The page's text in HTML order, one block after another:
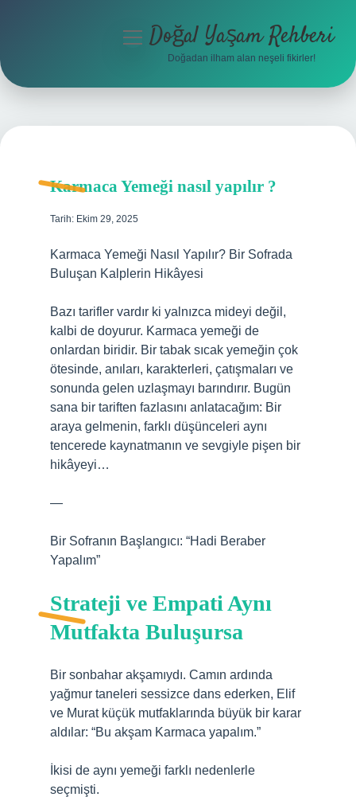
Hakkımızda
menüyüDoğal Yaşam Rehberi
Doğadan ilham alan neşeli fikirler!
Karmaca Yemeği nasıl yapılır ?
Tarih: Ekim 29, 2025
Karmaca Yemeği Nasıl Yapılır? Bir Sofrada
Buluşan Kalplerin Hikâyesi
Bazı tarifler vardır ki yalnızca mideyi değil,
kalbi de doyurur. Karmaca yemeği de
onlardan biridir. Bir tabak sıcak yemeğin çok
ötesinde, anıları, karakterleri, çatışmaları ve
sonunda gelen uzlaşmayı barındırır. Bugün
sana bir tariften fazlasını anlatacağım: Bir
araya gelmenin, farklı düşünceleri aynı
tencerede kaynatmanın ve sevgiyle pişen bir
hikâyeyi…
—
Bir Sofranın Başlangıcı: “Hadi Beraber
Yapalım”
Strateji ve Empati Aynı
Mutfakta Buluşursa
Bir sonbahar akşamıydı. Camın ardında
yağmur taneleri sessizce dans ederken, Elif
ve Murat küçük mutfaklarında büyük bir karar
aldılar: “Bu akşam Karmaca yapalım.”
İkisi de aynı yemeği farklı nedenlerle
seçmişti.